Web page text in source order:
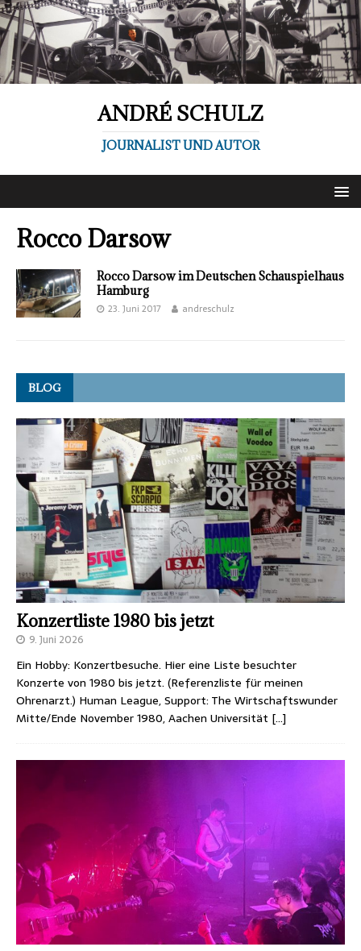
ANDRÉ SCHULZ
JOURNALIST UND AUTOR
Rocco Darsow
Rocco Darsow im Deutschen Schauspielhaus
Hamburg
23. Juni 2017 andreschulz
BLOG
Konzertliste 1980 bis jetzt
9. Juni 2026
Ein Hobby: Konzertbesuche. Hier eine Liste besuchter
Konzerte von 1980 bis jetzt. (Referenzliste für meinen
Ohrenarzt.) Human League, Support: The Wirtschaftswunder
Mitte/Ende November 1980, Aachen Universität […]